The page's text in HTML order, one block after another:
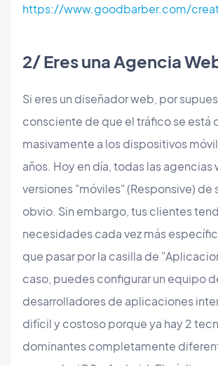
https://www.goodbarber.com/
​2/ Eres una Agencia
Si eres un diseñador web, por
consciente de que el tráfico se está
masivamente a los dispositivos
años. Hoy en día, todas las
versiones "móviles" (Responsive) de
obvio. Sin embargo, tus clientes
necesidades cada vez más
que pasar por la casilla de
caso, puedes configurar un equipo
desarrolladores de aplicaciones
difícil y costoso porque ya hay 2
dominantes completamente